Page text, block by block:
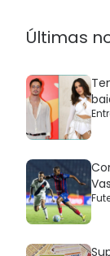
Últimas